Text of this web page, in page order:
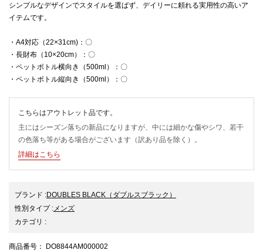
シンプルなデザインでスタイルを選ばず、デイリーに頼れる実用性の高いア
イテムです。
・A4対応（22×31cm)：〇
・長財布（10×20cm）：〇
・ペットボトル横向き（500ml）：〇
・ペットボトル縦向き（500ml）：〇
こちらはアウトレット品です。
主にはシーズン落ちの新品になりますが、中には細かな傷やシワ、若干
の色落ち等がある場合がございます（訳あり品を除く）。
詳細はこちら
ブランド :DOUBLES BLACK （ダブルスブラック）
性別タイプ:メンズ
カテゴリ :
商品番号 ： DO8844AM000002